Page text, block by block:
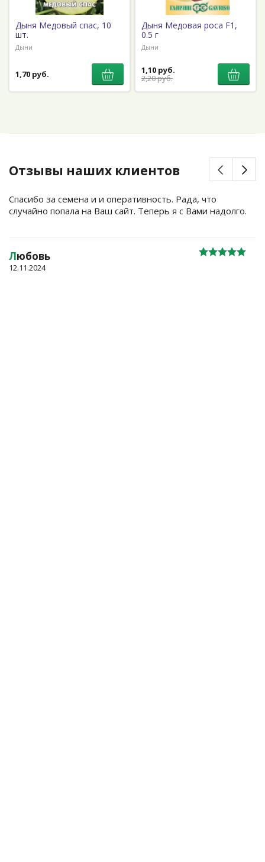
Дыня Медовый спас, 10
шт.
Дыни
1,70 руб.
Дыня Медовая роса F1,
0.5 г
Дыни
1,10 руб.
2,20 руб.
Отзывы наших клиентов
Спасибо за семена и и оперативность. Рада, что
случайно попала на Ваш сайт. Теперь я с Вами надолго.
Любовь
12.11.2024